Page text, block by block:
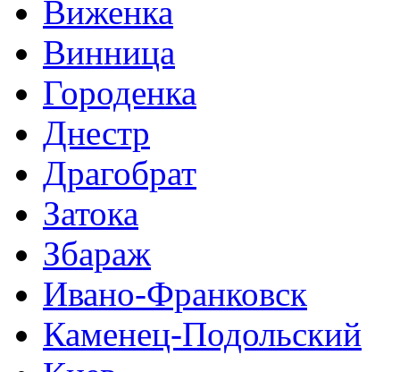
Виженка
Винница
Городенка
Днестр
Драгобрат
Затока
Збараж
Ивано-Франковск
Каменец-Подольский